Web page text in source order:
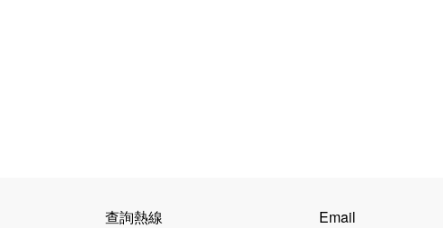
查詢熱線 Email